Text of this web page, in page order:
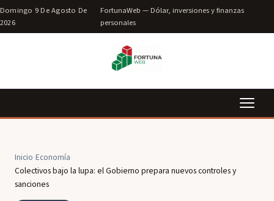
Domingo 9 De Agosto De
2026
FortunaWeb — Dólar, inversiones y finanzas
personales
Inicio Economía
Colectivos bajo la lupa: el Gobierno prepara nuevos controles y
sanciones